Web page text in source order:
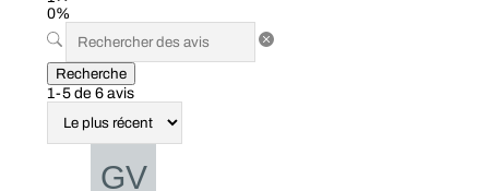
0%
Recherche
1-5 de 6 avis